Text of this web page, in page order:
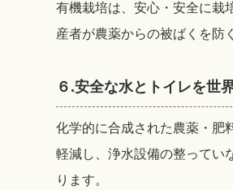
有機栽培は、安心・安全に栽
産者が農薬からの被ばくを防
６.安全な水とトイレを世
化学的に合成された農薬・肥
軽減し、浄水設備の整ってい
ります。